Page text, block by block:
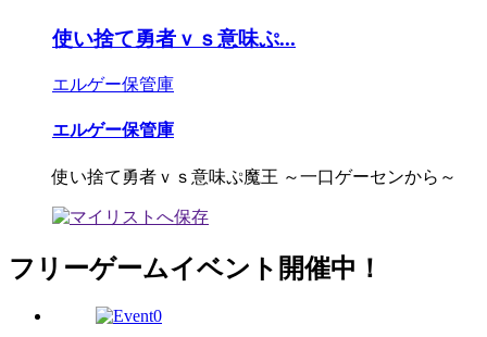
使い捨て勇者ｖｓ意味ぷ...
エルゲー保管庫
エルゲー保管庫
使い捨て勇者ｖｓ意味ぷ魔王 ～一口ゲーセンから～
フリーゲームイベント開催中！